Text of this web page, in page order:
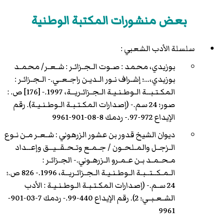
بعض منشورات المكتبة الوطنية
سلسلة الأدب الشعبي :
بوزيدي، محمد : صـوت الـجـزائـر : شـعـر/ محمـد
بوزيدي،…؛ إشـراف نـور الـديـن راجـعـي.- الـجـزائـر :
المكـتـبــة الـوطـنـيـة الـجـزائـريــة، 1997.- [176] ص. :
صور؛ 24 سم.- (إصدارات المكـتـبـة الـوطـنـيـة). رقم
الإيداع 972-97.- ردمك 8-08-901-9961
ديوان الشيخ قدور بن عشور الزرهوني : شـعـر مـن نـوع
الـزجـل والمـلحـون / جـمـع وتـحـقــيــق وإعــداد
مـحـمـد بـن عـمـرو الـزرهـوني.- الجـزائـر :
الـمـكــتــبـة الـوطـنـيـة الـجـزائـريــة، 1996.- 826 ص.؛
24 سـم.- (إصدارات المكـتـبـة الـوطـنـيـة : الأدب
الشـعـبـي؛ 2). رقم الإيداع 440-99.- ردمك 7-03-901-
9961